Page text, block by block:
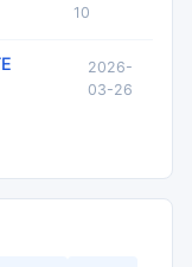
10
2026-
03-26